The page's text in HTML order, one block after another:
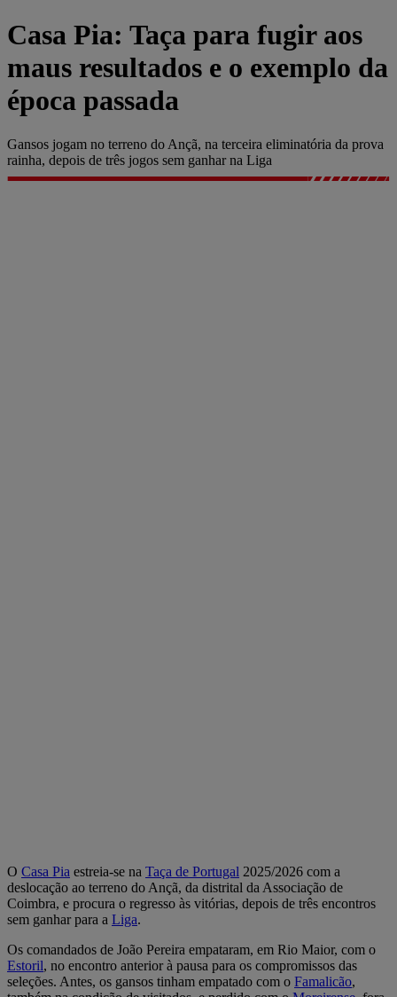
Casa Pia: Taça para fugir aos
maus resultados e o exemplo da
época passada
Gansos jogam no terreno do Ançã, na terceira eliminatória da prova
rainha, depois de três jogos sem ganhar na Liga
O Casa Pia estreia-se na Taça de Portugal 2025/2026 com a
deslocação ao terreno do Ançã, da distrital da Associação de
Coimbra, e procura o regresso às vitórias, depois de três encontros
sem ganhar para a Liga.
Os comandados de João Pereira empataram, em Rio Maior, com o
Estoril, no encontro anterior à pausa para os compromissos das
seleções. Antes, os gansos tinham empatado com o Famalicão,